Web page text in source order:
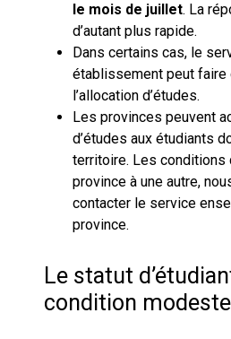
le mois de juillet. La
d’autant plus rapide.
Dans certains cas, le
établissement peut faire
l’allocation d’études.
Les provinces peuvent
d’études aux étudiants
territoire. Les conditions
province à une autre,
contacter le service
province.
Le statut
condition modeste